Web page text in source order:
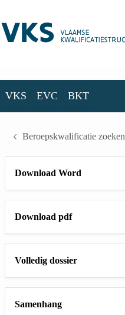
VKS EVC BKT
Beroepskwalificatie zoeken
Download Word
Download pdf
Volledig dossier
Samenhang